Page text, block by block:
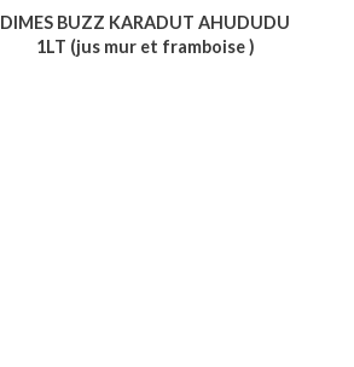
DIMES BUZZ KARADUT AHUDUDU
1LT (jus mur et framboise )